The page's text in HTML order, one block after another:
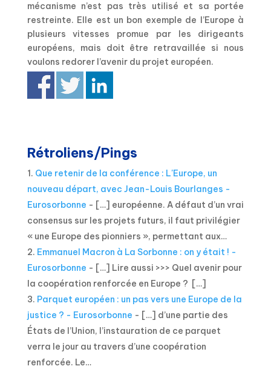
mécanisme n’est pas très utilisé et sa portée
restreinte. Elle est un bon exemple de l’Europe à
plusieurs vitesses promue par les dirigeants
européens, mais doit être retravaillée si nous
voulons redorer l’avenir du projet européen.
Rétroliens/Pings
Que retenir de la conférence : L'Europe, un
nouveau départ, avec Jean-Louis Bourlanges -
Eurosorbonne - […] européenne. A défaut d’un vrai
consensus sur les projets futurs, il faut privilégier
« une Europe des pionniers », permettant aux…
Emmanuel Macron à La Sorbonne : on y était ! -
Eurosorbonne - […] Lire aussi >>> Quel avenir pour
la coopération renforcée en Europe ? […]
Parquet européen : un pas vers une Europe de la
justice ? - Eurosorbonne - […] d’une partie des
États de l’Union, l’instauration de ce parquet
verra le jour au travers d’une coopération
renforcée. Le…